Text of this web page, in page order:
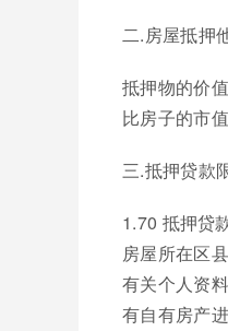
二.房屋抵押
抵押物的价
比房子的市
三.抵押贷款
1.70 抵押贷
房屋所在区
有关个人资
有自有房产